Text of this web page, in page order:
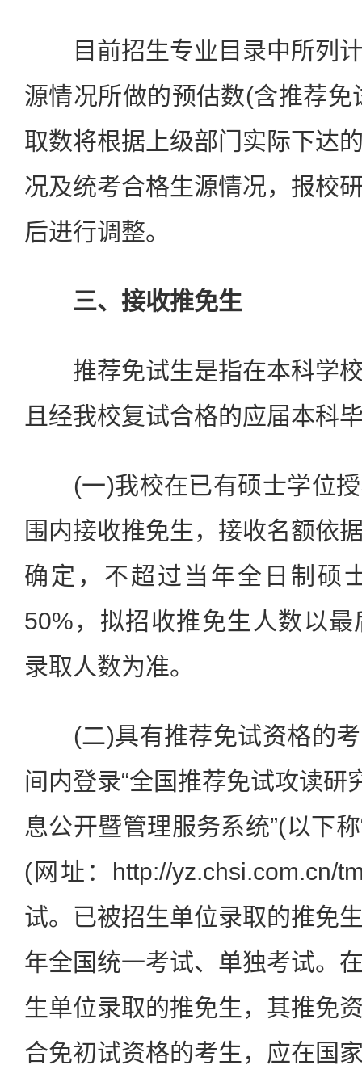
目前招生专业目录中所列计
源情况所做的预估数(含推荐
取数将根据上级部门实际下达
况及统考合格生源情况，报校
后进行调整。
三、接收推免生
推荐免试生是指在本科学校
且经我校复试合格的应届本科
(一)我校在已有硕士学位授
围内接收推免生，接收名额依
确定，不超过当年全日制硕
50%，拟招收推免生人数以
录取人数为准。
(二)具有推荐免试资格的考
间内登录“全国推荐免试攻读研
息公开暨管理服务系统”(以下
(网址：http://yz.chsi.com.cn/
试。已被招生单位录取的推免
年全国统一考试、单独考试。
生单位录取的推免生，其推免
合免初试资格的考生，应在国